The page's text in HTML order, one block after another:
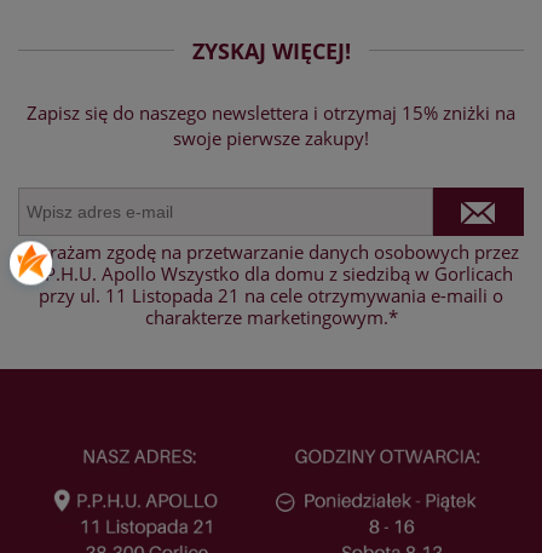
ZYSKAJ WIĘCEJ!
Zapisz się do naszego newslettera i otrzymaj 15% zniżki na
swoje pierwsze zakupy!
Wyrażam zgodę na przetwarzanie danych osobowych przez
P.P.H.U. Apollo Wszystko dla domu z siedzibą w Gorlicach
przy ul. 11 Listopada 21 na cele otrzymywania e-maili o
charakterze marketingowym.*